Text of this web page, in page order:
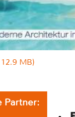
MB)
Partner: